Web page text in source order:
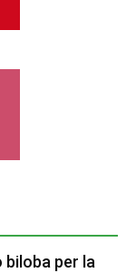
biloba per la